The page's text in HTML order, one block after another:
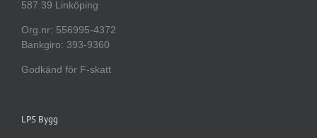
587 39 Linköping
Org.nr: 556995-4372
Bankgiro: 393-9360
Godkänd för F-skatt
LPS Bygg